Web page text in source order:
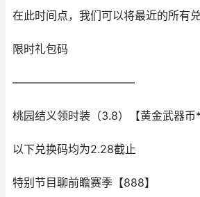
在此时间点，我们可以将最近的所有
限时礼包码
———————————
桃园结义领时装（3.8）【黄金武器币
以下兑换码均为2.28截止
特别节目聊前瞻赛季【888】